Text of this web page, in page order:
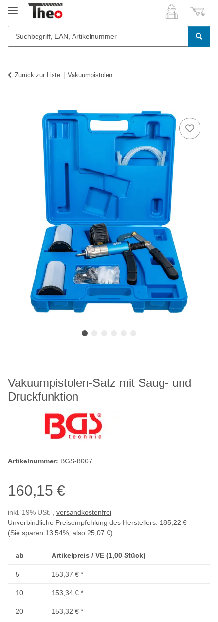
Zurück zur Liste Vakuumpistolen
Vakuumpistolen-Satz mit Saug- und
Druckfunktion
Artikelnummer: BGS-8067
160,15 €
inkl. 19% USt. , versandkostenfrei
Unverbindliche Preisempfehlung des Herstellers: 185,22 €
(Sie sparen 13.54% , also 25,07 €)
ab Artikelpreis / VE (1,00 Stück)
5 153,37 € *
10 153,34 € *
20 153,32 € *